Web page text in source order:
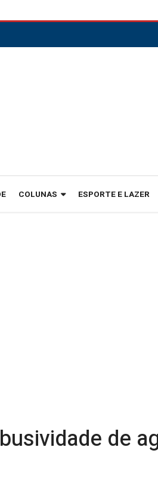
COLUNAS ESPORTE E LAZER
de